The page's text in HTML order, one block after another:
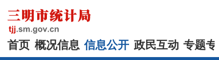
首页 概况信息 信息公开 政民互动 专题